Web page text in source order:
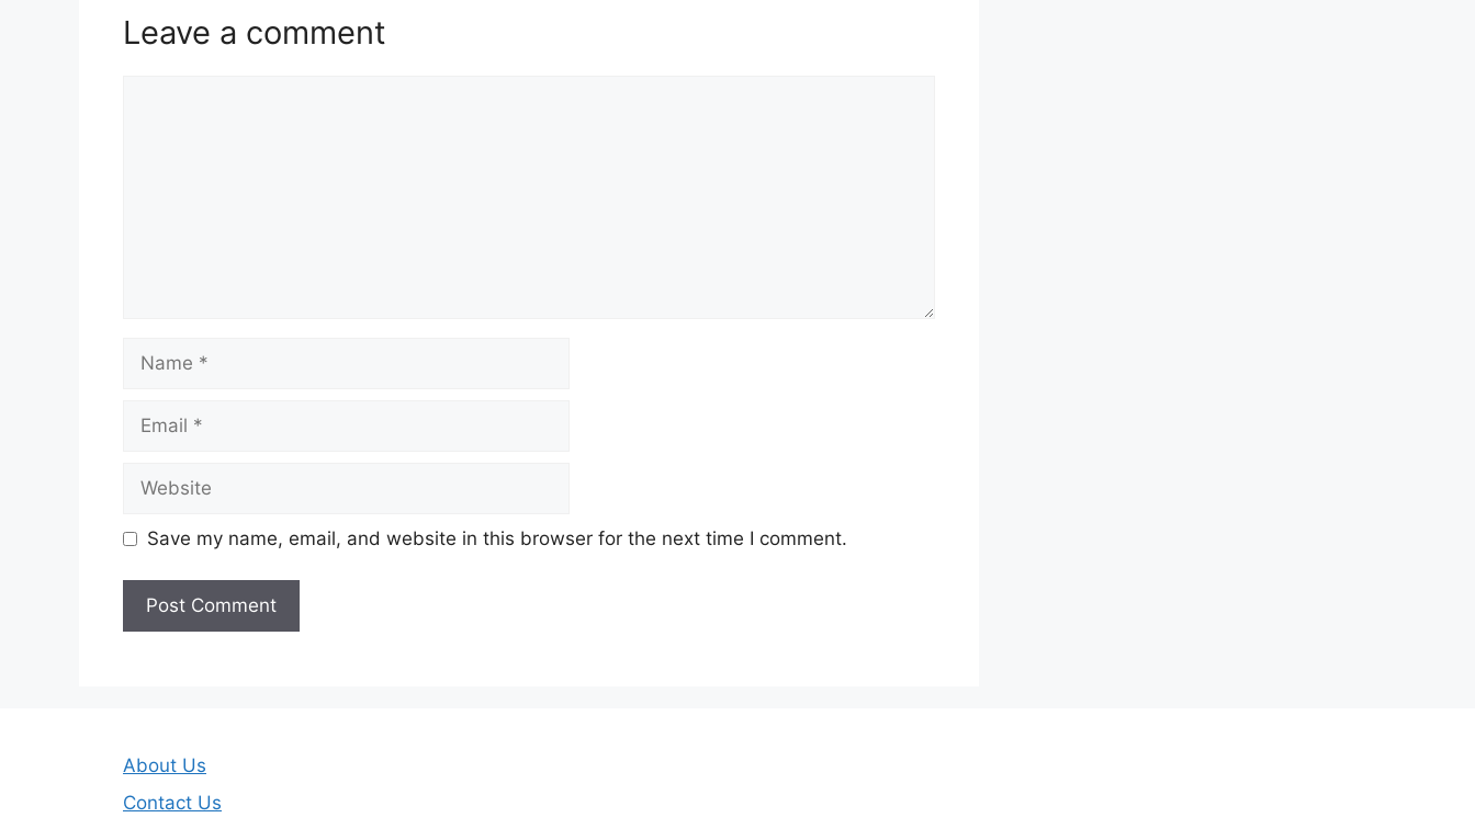
Leave a comment
Save my name, email, and website in this browser for the next time I comment.
About Us
Contact Us